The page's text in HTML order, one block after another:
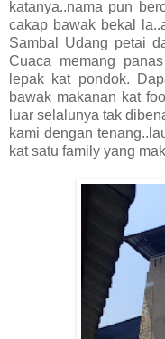
katanya..nama pun
cakap bawak bekal
Sambal Udang petai
Cuaca memang
lepak kat pondok.
bawak makanan kat
luar selalunya tak
kami dengan
kat satu family yang